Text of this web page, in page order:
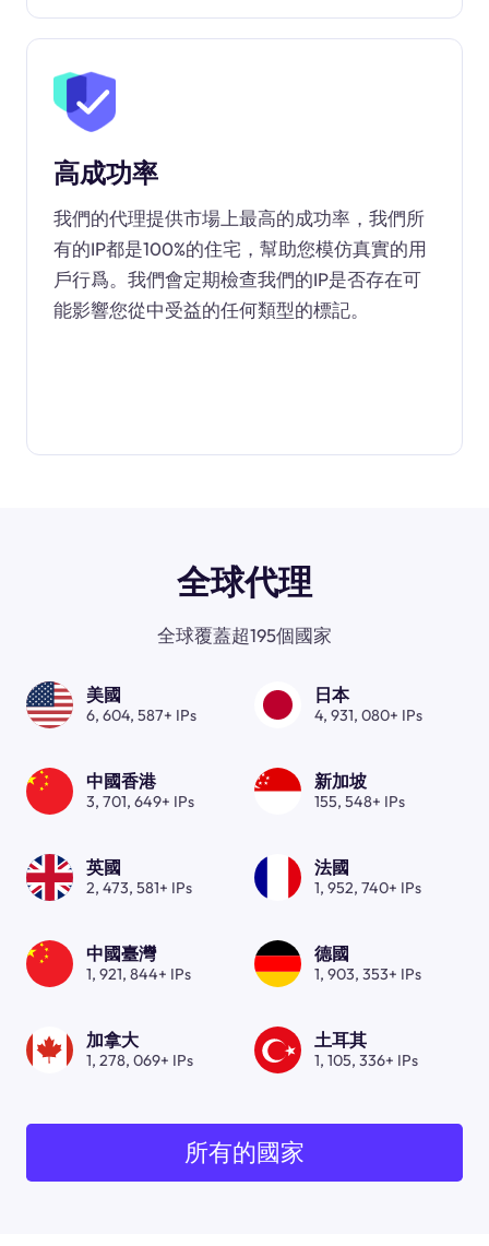
高成功率
我們的代理提供市場上最高的成功率，我們所
有的IP都是100%的住宅，幫助您模仿真實的用
戶行爲。我們會定期檢查我們的IP是否存在可
能影響您從中受益的任何類型的標記。
全球代理
全球覆蓋超195個國家
美國
6, 604, 587+ IPs
日本
4, 931, 080+ IPs
中國香港
3, 701, 649+ IPs
新加坡
155, 548+ IPs
英國
2, 473, 581+ IPs
法國
1, 952, 740+ IPs
中國臺灣
1, 921, 844+ IPs
德國
1, 903, 353+ IPs
加拿大
1, 278, 069+ IPs
土耳其
1, 105, 336+ IPs
所有的國家